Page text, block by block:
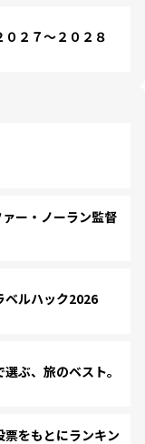
２７～２０２８
ー・ノーラン監督
ルハック2026
ぶ、旅のベスト。
をもとにランキン